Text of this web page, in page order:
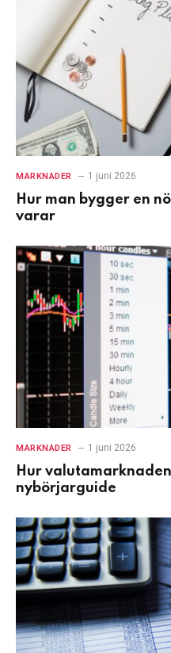
MARKNADER 1 juni 2026
Hur man bygger en
varar
MARKNADER 1 juni 2026
Hur
nybörjarguide